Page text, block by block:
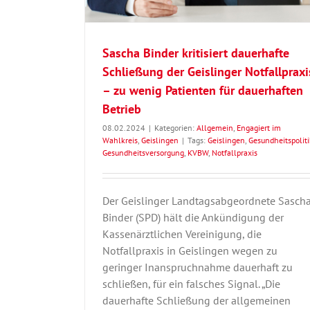
Sascha Binder kritisiert dauerhafte
Schließung der Geislinger
– zu wenig Patienten für dauerhaften
Betrieb
08.02.2024 | Kategorien: Allgemein, Engagiert im
Wahlkreis, Geislingen | Tags: Geislingen,
Gesundheitsversorgung, KVBW, Notfallpraxis
Der Geislinger Landtagsabgeordnete Sascha
Binder (SPD) hält die Ankündigung der
Kassenärztlichen Vereinigung, die
Notfallpraxis in Geislingen wegen zu
geringer Inanspruchnahme dauerhaft zu
schließen, für ein falsches Signal. „Die
dauerhafte Schließung der allgemeinen